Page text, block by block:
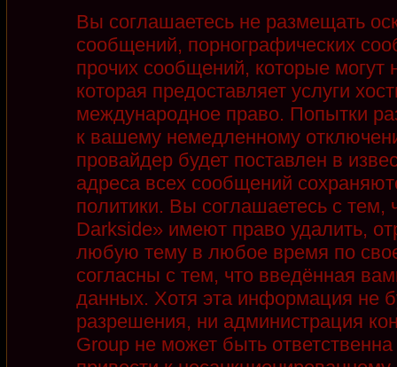
Вы соглашаетесь не размещать
сообщений, порнографических
прочих сообщений, которые
которая предоставляет услуги
международное право. Попытки
к вашему немедленному
провайдер будет поставлен в
адреса всех сообщений
политики. Вы соглашаетесь с
Darkside» имеют право удалить,
любую тему в любое время по
согласны с тем, что введённая
данных. Хотя эта информация не
разрешения, ни администрация
Group не может быть